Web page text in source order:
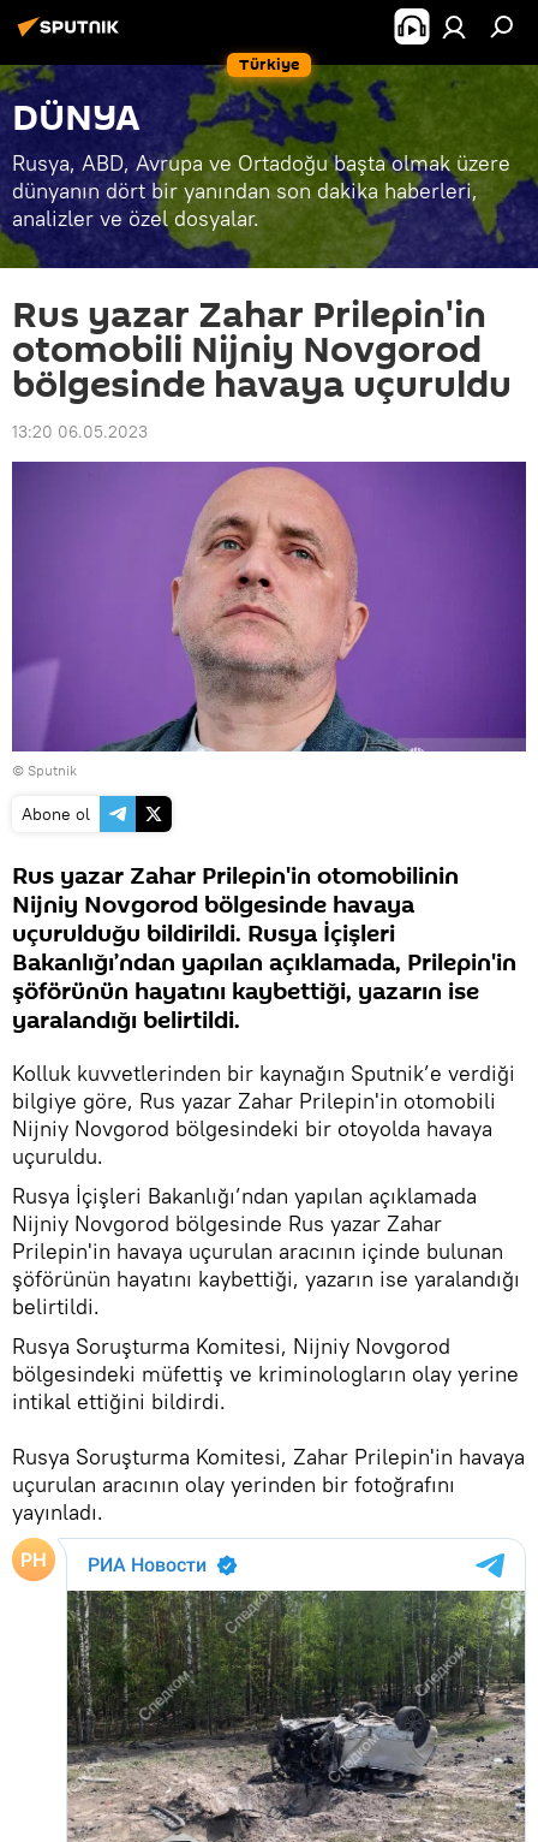
Türkiye
DÜNYA
Rusya, ABD, Avrupa ve Ortadoğu başta olmak üzere
dünyanın dört bir yanından son dakika haberleri,
analizler ve özel dosyalar.
Rus yazar Zahar Prilepin'in
otomobili Nijniy Novgorod
bölgesinde havaya uçuruldu
13:20 06.05.2023
© Sputnik
Abone ol
Rus yazar Zahar Prilepin'in otomobilinin
Nijniy Novgorod bölgesinde havaya
uçurulduğu bildirildi. Rusya İçişleri
Bakanlığı’ndan yapılan açıklamada, Prilepin'in
şöförünün hayatını kaybettiği, yazarın ise
yaralandığı belirtildi.
Kolluk kuvvetlerinden bir kaynağın Sputnik’e verdiği
bilgiye göre, Rus yazar Zahar Prilepin'in otomobili
Nijniy Novgorod bölgesindeki bir otoyolda havaya
uçuruldu.
Rusya İçişleri Bakanlığı’ndan yapılan açıklamada
Nijniy Novgorod bölgesinde Rus yazar Zahar
Prilepin'in havaya uçurulan aracının içinde bulunan
şöförünün hayatını kaybettiği, yazarın ise yaralandığı
belirtildi.
Rusya Soruşturma Komitesi, Nijniy Novgorod
bölgesindeki müfettiş ve kriminologların olay yerine
intikal ettiğini bildirdi.
Rusya Soruşturma Komitesi, Zahar Prilepin'in havaya
uçurulan aracının olay yerinden bir fotoğrafını
yayınladı.